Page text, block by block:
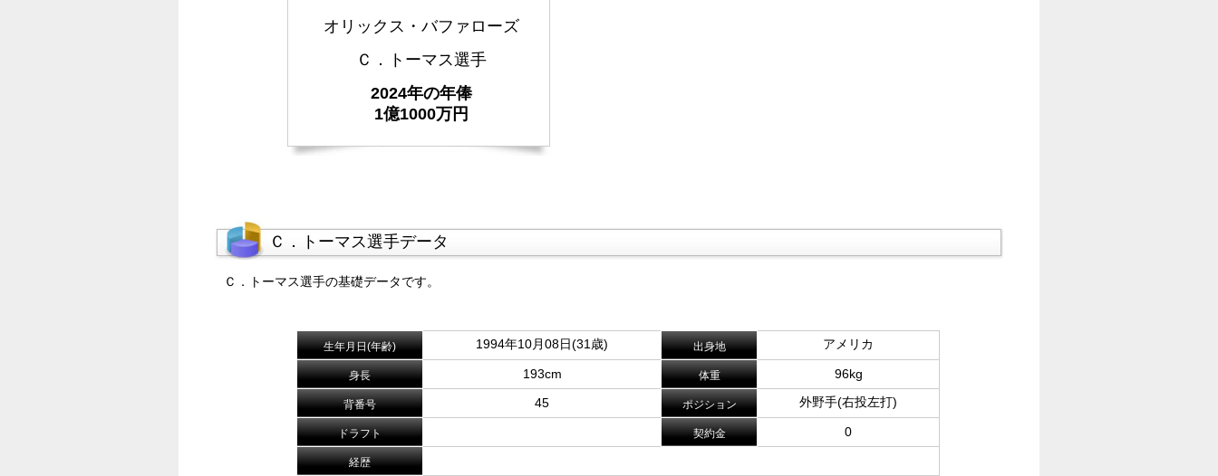
オリックス・バファローズ
Ｃ．トーマス選手
2024年の年俸
1億1000万円
Ｃ．トーマス選手データ
Ｃ．トーマス選手の基礎データです。
生年月日(年齢) 1994年10月08日(31歳) 出身地 アメリカ
身長 193cm 体重 96kg
背番号 45 ポジション 外野手(右投左打)
ドラフト 契約金 0
経歴